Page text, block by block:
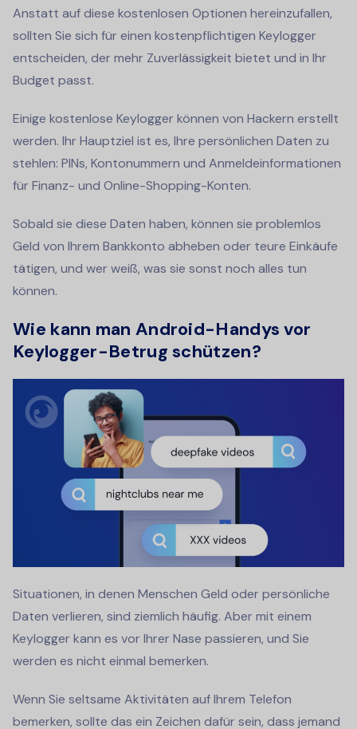
Anstatt auf diese kostenlosen Optionen hereinzufallen,
sollten Sie sich für einen kostenpflichtigen Keylogger
entscheiden, der mehr Zuverlässigkeit bietet und in Ihr
Budget passt.
Einige kostenlose Keylogger können von Hackern erstellt
werden. Ihr Hauptziel ist es, Ihre persönlichen Daten zu
stehlen: PINs, Kontonummern und Anmeldeinformationen
für Finanz- und Online-Shopping-Konten.
Sobald sie diese Daten haben, können sie problemlos
Geld von Ihrem Bankkonto abheben oder teure Einkäufe
tätigen, und wer weiß, was sie sonst noch alles tun
können.
Wie kann man Android-Handys vor
Keylogger-Betrug schützen?
Situationen, in denen Menschen Geld oder persönliche
Daten verlieren, sind ziemlich häufig. Aber mit einem
Keylogger kann es vor Ihrer Nase passieren, und Sie
werden es nicht einmal bemerken.
Wenn Sie seltsame Aktivitäten auf Ihrem Telefon
bemerken, sollte das ein Zeichen dafür sein, dass jemand